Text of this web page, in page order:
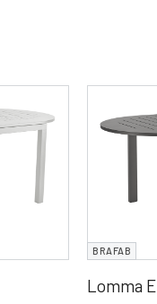
BRAFAB
Lomma